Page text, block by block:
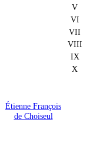
V
VI
VII
VIII
IX
X
Étienne François
de Choiseul